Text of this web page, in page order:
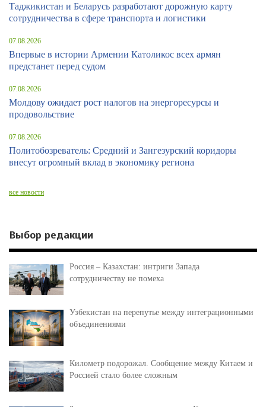
Таджикистан и Беларусь разработают дорожную карту
сотрудничества в сфере транспорта и логистики
07.08.2026
Впервые в истории Армении Католикос всех армян
предстанет перед судом
07.08.2026
Молдову ожидает рост налогов на энергоресурсы и
продовольствие
07.08.2026
Политобозреватель: Средний и Зангезурский коридоры
внесут огромный вклад в экономику региона
все новости
Выбор редакции
Россия – Казахстан: интриги Запада
сотрудничеству не помеха
Узбекистан на перепутье между интеграционными
объединениями
Километр подорожал. Сообщение между Китаем и
Россией стало более сложным